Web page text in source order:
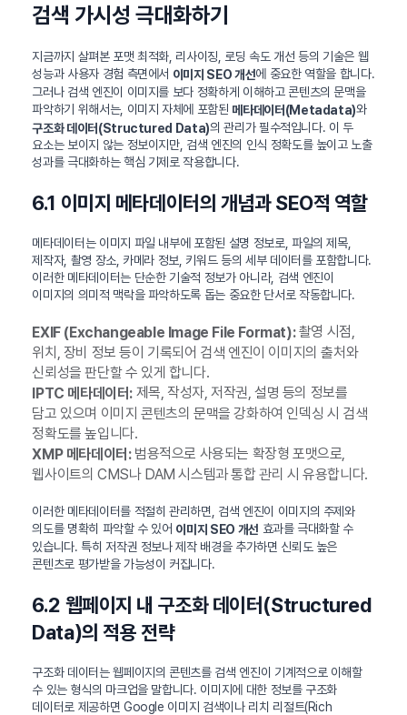
검색 가시성 극대화하기
지금까지 살펴본 포맷 최적화, 리사이징, 로딩 속도 개선 등의 기술은 웹
성능과 사용자 경험 측면에서 이미지 SEO 개선에 중요한 역할을 합니다.
그러나 검색 엔진이 이미지를 보다 정확하게 이해하고 콘텐츠의 문맥을
파악하기 위해서는, 이미지 자체에 포함된 메타데이터(Metadata)와
구조화 데이터(Structured Data)의 관리가 필수적입니다. 이 두
요소는 보이지 않는 정보이지만, 검색 엔진의 인식 정확도를 높이고 노출
성과를 극대화하는 핵심 기제로 작용합니다.
6.1 이미지 메타데이터의 개념과 SEO적 역할
메타데이터는 이미지 파일 내부에 포함된 설명 정보로, 파일의 제목,
제작자, 촬영 장소, 카메라 정보, 키워드 등의 세부 데이터를 포함합니다.
이러한 메타데이터는 단순한 기술적 정보가 아니라, 검색 엔진이
이미지의 의미적 맥락을 파악하도록 돕는 중요한 단서로 작동합니다.
EXIF (Exchangeable Image File Format):촬영 시점,
위치, 장비 정보 등이 기록되어 검색 엔진이 이미지의 출처와
신뢰성을 판단할 수 있게 합니다.
IPTC 메타데이터:제목, 작성자, 저작권, 설명 등의 정보를
담고 있으며 이미지 콘텐츠의 문맥을 강화하여 인덱싱 시 검색
정확도를 높입니다.
XMP 메타데이터:범용적으로 사용되는 확장형 포맷으로,
웹사이트의 CMS나 DAM 시스템과 통합 관리 시 유용합니다.
이러한 메타데이터를 적절히 관리하면, 검색 엔진이 이미지의 주제와
의도를 명확히 파악할 수 있어 이미지 SEO 개선 효과를 극대화할 수
있습니다. 특히 저작권 정보나 제작 배경을 추가하면 신뢰도 높은
콘텐츠로 평가받을 가능성이 커집니다.
6.2 웹페이지 내 구조화 데이터(Structured
Data)의 적용 전략
구조화 데이터는 웹페이지의 콘텐츠를 검색 엔진이 기계적으로 이해할
수 있는 형식의 마크업을 말합니다. 이미지에 대한 정보를 구조화
데이터로 제공하면 Google 이미지 검색이나 리치 리절트(Rich